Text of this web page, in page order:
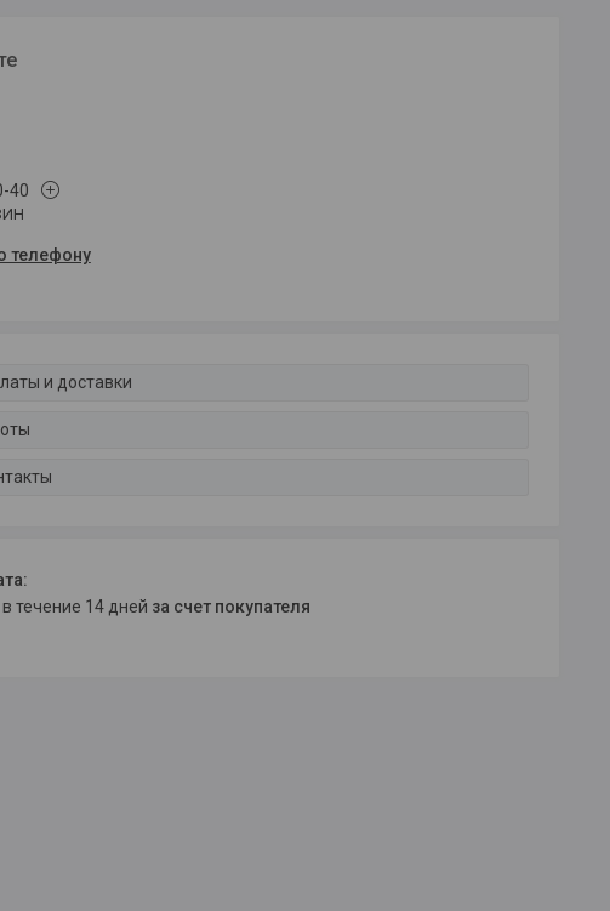
40
телефону
и доставки
в течение 14 дней за счет покупателя